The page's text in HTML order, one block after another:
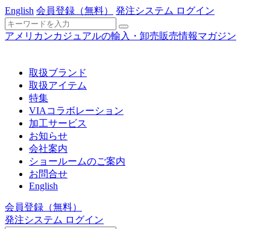
English 会員登録 （無料） 発注システム ログイン
アメリカンカジュアルの輸入・卸売販売情報マガジン
取扱ブランド
取扱アイテム
特集
VIAコラボレーション
加工サービス
お知らせ
会社案内
ショールームのご案内
お問合せ
English
会員登録 （無料）
発注システム ログイン